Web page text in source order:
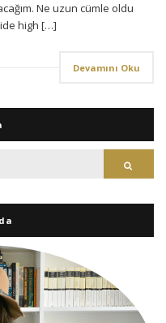
Ne uzun cümle oldu
high […]
Devamını Oku